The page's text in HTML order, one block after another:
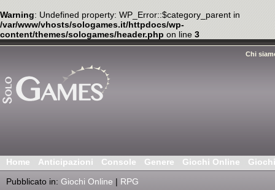
Warning: Undefined property: WP_Error::$category_parent in
/var/www/vhosts/sologames.it/httpdocs/wp-
content/themes/sologames/header.php on line 3
Chi
Home Anticipazioni Console Genere Giochi Online
Pubblicato in: Giochi Online | RPG